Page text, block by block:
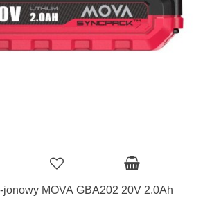
MOVA GBA202 20V 2,0Ah